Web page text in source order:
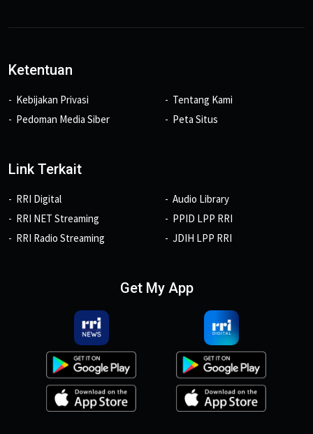
Ketentuan
Kebijakan Privasi
Pedoman Media Siber
Tentang Kami
Peta Situs
Link Terkait
RRI Digital
RRI NET Streaming
RRI Radio Streaming
Audio Library
PPID LPP RRI
JDIH LPP RRI
Get My App